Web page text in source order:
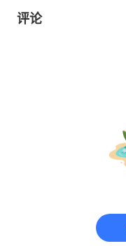
评论